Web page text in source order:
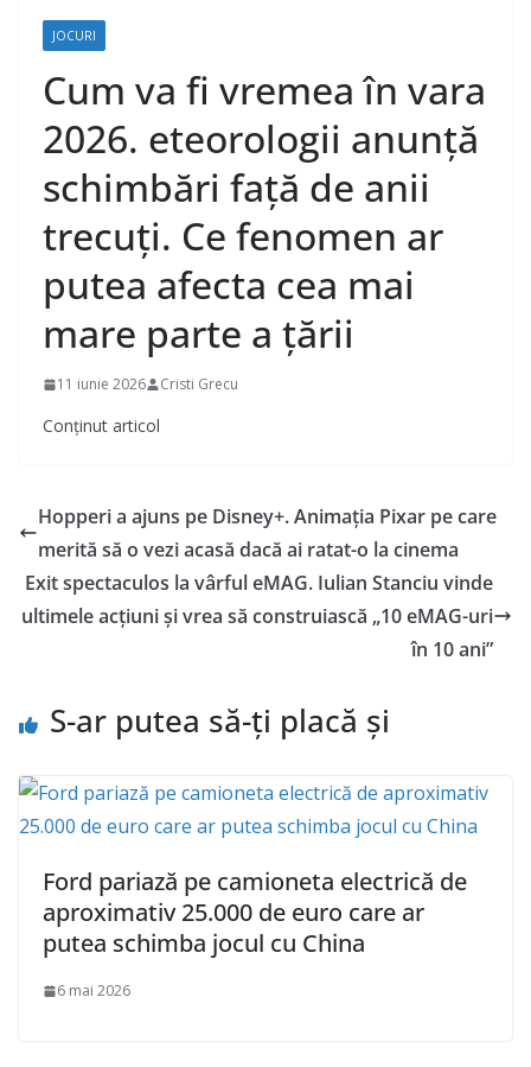
JOCURI
Cum va fi vremea în vara
2026. eteorologii anunță
schimbări față de anii
trecuți. Ce fenomen ar
putea afecta cea mai
mare parte a țării
11 iunie 2026 Cristi Grecu
Conținut articol
Hopperi a ajuns pe Disney+. Animația Pixar pe care
merită să o vezi acasă dacă ai ratat-o la cinema
Exit spectaculos la vârful eMAG. Iulian Stanciu vinde
ultimele acțiuni și vrea să construiască „10 eMAG-uri
în 10 ani”
S-ar putea să-ți placă și
Ford pariază pe camioneta electrică de
aproximativ 25.000 de euro care ar
putea schimba jocul cu China
6 mai 2026